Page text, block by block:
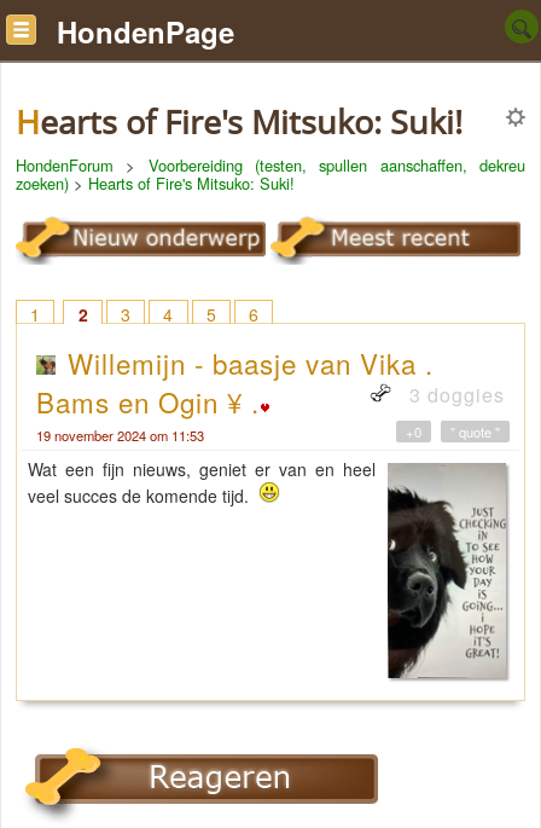
HondenPage
Hearts of Fire's Mitsuko: Suki!
HondenForum > Voorbereiding (testen, spullen aanschaffen, dekreu
zoeken) > Hearts of Fire's Mitsuko: Suki!
1 2 3 4 5 6
Willemijn - baasje van Vika .
Bams en Ogin ¥ .
3 doggies
19 november 2024 om 11:53 " quote "
+0
Wat een fijn nieuws, geniet er van en heel
veel succes de komende tijd.